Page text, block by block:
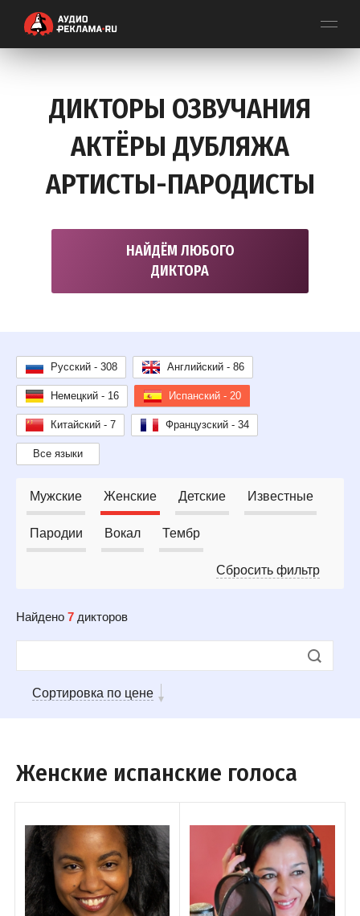
ДИКТОРЫ ОЗВУЧАНИЯ
АКТЁРЫ ДУБЛЯЖА
АРТИСТЫ-ПАРОДИСТЫ
НАЙДЁМ ЛЮБОГО
ДИКТОРА
Русский - 308 Английский - 86
Немецкий - 16 Испанский - 20
Китайский - 7 Французский - 34
Все языки
Мужские Женские Детские Известные
Пародии Вокал Тембр
Сбросить фильтр
Найдено 7 дикторов
Сортировка по цене
Женские испанские голоса